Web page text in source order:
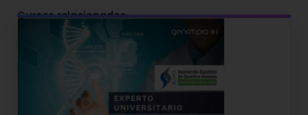
Cursos relacionados